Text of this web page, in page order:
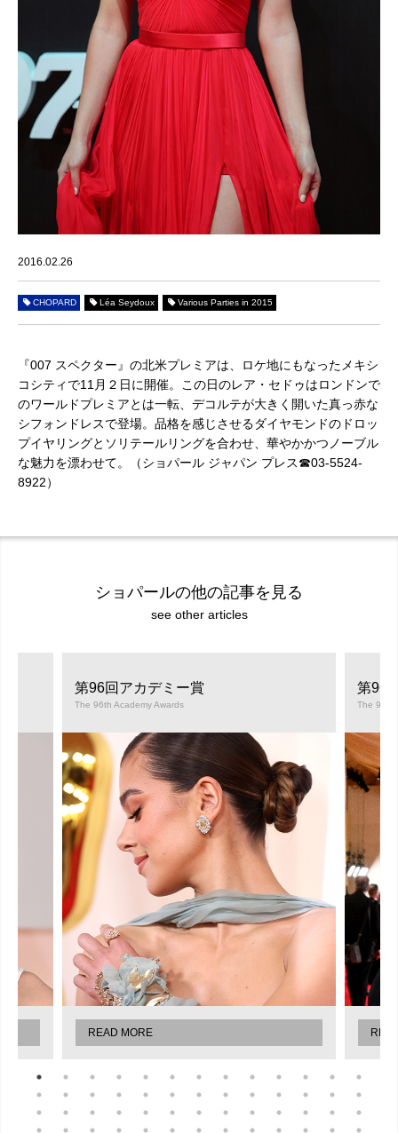
2016.02.26
CHOPARD Léa Seydoux Various Parties in 2015
『007 スペクター 』 の北米プレミアは、ロケ地にもなったメキシ
コシティで11月２日に開催。この日のレア・セドゥはロンドンで
のワールドプレミアとは一転、デコルテが大きく開いた真っ赤な
シフォンドレスで登場。品格を感じさせるダイヤモンドのドロッ
プイヤリングとソリテールリングを合わせ、華やかかつノーブル
な魅力を漂わせて。（ショパール ジャパン プレス☎03-5524-
8922）
ショパールの他の記事を見る
see other articles
第96回アカデミー賞
The 96th Academy Awards
READ MORE
第96
The 96th